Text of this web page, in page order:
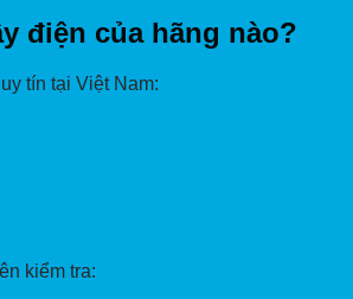
điện của hãng nào?
tín tại Việt Nam:
kiểm tra: